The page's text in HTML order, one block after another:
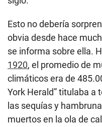
Esto no debería
obvia desde hace
se informa sobre ella.
1920, el promedio de
climáticos era de
York Herald” titulaba a
las sequías y
muertos en la ola de